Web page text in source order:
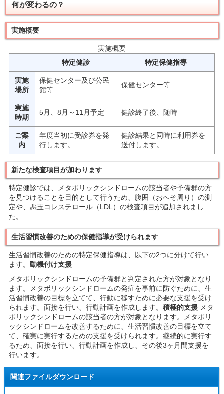
何が変わるの？
実施概要
実施概要
特定健診
特定保健指導
実施
場所
保健センター及び公民
館等
保健センター等
実施
時期
5月、8月～11月予定 健診終了後、随時
ご案
内
年度当初に受診券を発
行します。
健診結果と同時に利用券を
送付します。
新たな検査項目が加わります
特定健診では、メタボリックシンドロームの該当者や予備群の方
を見つけることを目的として行うため、腹囲（おへそ周り）の測
定や、悪玉コレステロール（LDL）の検査項目が追加されまし
た。
生活習慣改善のための保健指導が受けられます
生活習慣改善のための特定保健指導は、以下の2つに分けて行い
ます。 動機付け支援
メタボリックシンドロームの予備群と判定された方が対象となり
ます。メタボリックシンドロームの発症を事前に防ぐために、生
活習慣改善の目標を立てて、行動に移すために必要な支援を受け
られます。面接を行い、行動計画を作成します。 積極的支援メタ
ボリックシンドロームの該当者の方が対象となります。メタボリ
ックシンドロームを改善するために、生活習慣改善の目標を立て
て、確実に実行するための支援を受けられます。継続的に実行す
るため、面接を行い、行動計画を作成し、その後3ヶ月間支援を
行います。
関連ファイルダウンロード